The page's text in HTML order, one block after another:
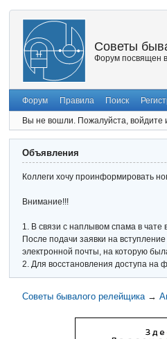
Советы
Форум посвящен
Форум Правила Поиск
Вы не вошли. Пожалуйста, войдите
Объявления
Коллеги хочу проинформировать
Внимание!!!
1. В связи с наплывом спама в чате
После подачи заявки на
электронной почты, на которую
2. Для восстановления доступа
Советы бывалого релейщика →